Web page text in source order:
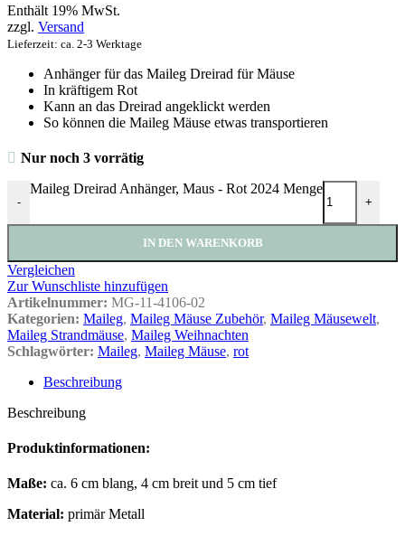
Enthält 19% MwSt.
zzgl. Versand
Lieferzeit: ca. 2-3 Werktage
Anhänger für das Maileg Dreirad für Mäuse
In kräftigem Rot
Kann an das Dreirad angeklickt werden
So können die Maileg Mäuse etwas transportieren
Nur noch 3 vorrätig
-
Maileg Dreirad Anhänger, Maus - Rot 2024 Menge
+
IN DEN WARENKORB
Vergleichen
Zur Wunschliste hinzufügen
Artikelnummer: MG-11-4106-02
Kategorien: Maileg, Maileg Mäuse Zubehör, Maileg Mäusewelt,
Maileg Strandmäuse, Maileg Weihnachten
Schlagwörter: Maileg, Maileg Mäuse, rot
Beschreibung
Beschreibung
Produktinformationen:
Maße: ca. 6 cm blang, 4 cm breit und 5 cm tief
Material: primär Metall